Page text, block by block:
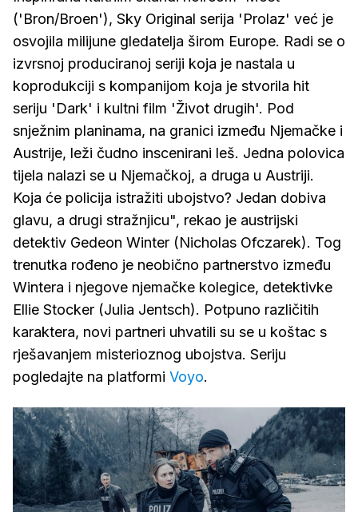
('Bron/Broen'), Sky Original serija 'Prolaz' već je
osvojila milijune gledatelja širom Europe. Radi se o
izvrsnoj produciranoj seriji koja je nastala u
koprodukciji s kompanijom koja je stvorila hit
seriju 'Dark' i kultni film 'Život drugih'. Pod
snježnim planinama, na granici između Njemačke i
Austrije, leži čudno inscenirani leš. Jedna polovica
tijela nalazi se u Njemačkoj, a druga u Austriji.
Koja će policija istražiti ubojstvo? Jedan dobiva
glavu, a drugi stražnjicu", rekao je austrijski
detektiv Gedeon Winter (Nicholas Ofczarek). Tog
trenutka rođeno je neobično partnerstvo između
Wintera i njegove njemačke kolegice, detektivke
Ellie Stocker (Julia Jentsch). Potpuno različitih
karaktera, novi partneri uhvatili su se u koštac s
rješavanjem misterioznog ubojstva. Seriju
pogledajte na platformi Voyo.